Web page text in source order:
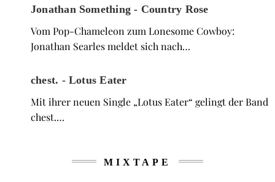
Jonathan Something - Country Rose
Vom Pop-Chameleon zum Lonesome Cowboy:
Jonathan Searles meldet sich nach…
chest. - Lotus Eater
Mit ihrer neuen Single „Lotus Eater“ gelingt der Band
chest.…
MIXTAPE